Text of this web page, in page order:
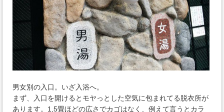
男女別の入口。いざ入浴へ。
まず、入口を開けるとモヤっとした空気に包まれてる脱衣所が
あります。1,5畳ほどの広さでカゴはなく、例えて言うとカラ